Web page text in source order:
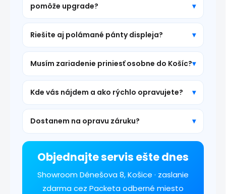
pomôže upgrade?
Riešite aj polámané pánty displeja?
Musím zariadenie priniesť osobne do Košíc?
Kde vás nájdem a ako rýchlo opravujete?
Dostanem na opravu záruku?
Objednajte servis ešte dnes
Showroom Dénešova 8, Košice · zaslanie
zdarma cez Packeta odberné miesto